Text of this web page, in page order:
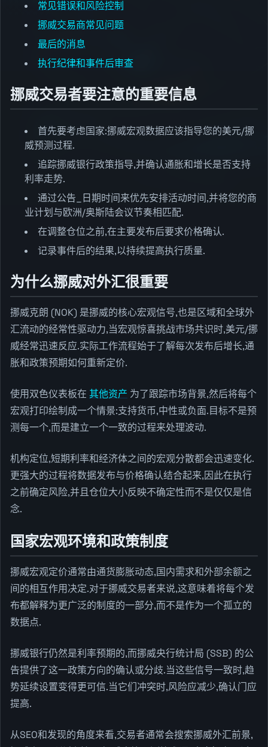
常见错误和风险控制
挪威交易商常见问题
最后的消息
执行纪律和事件后审查
挪威交易者要注意的重要信息
首先要考虑国家:挪威宏观数据应该指导您的美元/挪
威预测过程.
追踪挪威银行政策指导,并确认通胀和增长是否支持
利率走势.
通过公告_日期时间来优先安排活动时间,并将您的商
业计划与欧洲/奥斯陆会议节奏相匹配.
在调整仓位之前,在主要发布后要求价格确认.
记录事件后的结果,以持续提高执行质量.
为什么挪威对外汇很重要
挪威克朗 (NOK) 是挪威的核心宏观信号,也是区域和全球外
汇流动的经常性驱动力,当宏观惊喜挑战市场共识时,美元/挪
威经常迅速反应.实际工作流程始于了解每次发布后增长,通
胀和政策预期如何重新定价.
使用双色仪表板在 其他资产 为了跟踪市场背景,然后将每个
宏观打印绘制成一个情景:支持货币,中性或负面.目标不是预
测每一个,而是建立一个一致的过程来处理波动.
机构定位,短期利率和经济体之间的宏观分散都会迅速变化.
更强大的过程将数据发布与价格确认结合起来,因此在执行
之前确定风险,并且仓位大小反映不确定性而不是仅仅是信
念.
国家宏观环境和政策制度
挪威宏观定价通常由通货膨胀动态,国内需求和外部余额之
间的相互作用决定.对于挪威交易者来说,这意味着将每个发
布都解释为更广泛的制度的一部分,而不是作为一个孤立的
数据点.
挪威银行仍然是利率预期的,而挪威央行统计局 (SSB) 的公
告提供了这一政策方向的确认或分歧.当这些信号一致时,趋
势延续设置变得更可信.当它们冲突时,风险应减少,确认门应
提高.
从SEO和发现的角度来看,交易者通常会搜索挪威外汇前景,